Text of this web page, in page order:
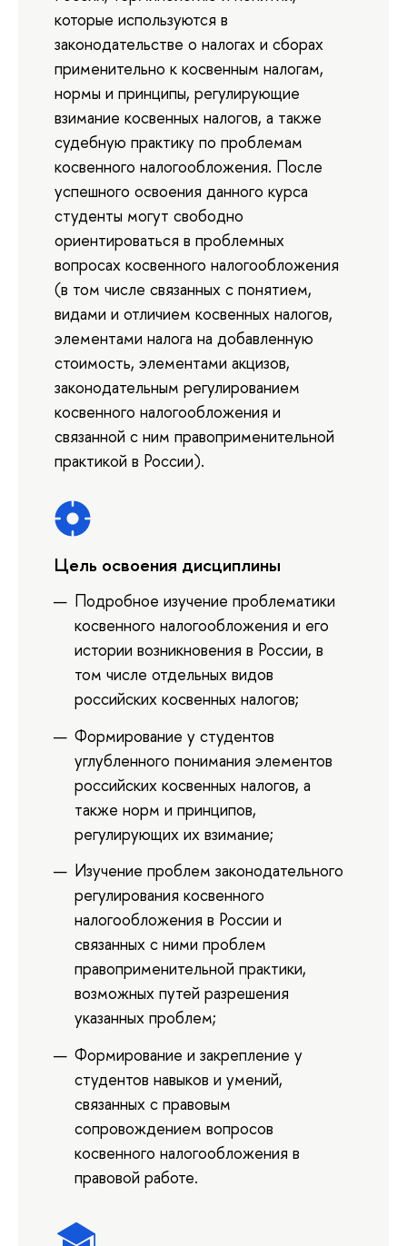
которые используются в
законодательстве о налогах и сборах
применительно к косвенным налогам,
нормы и принципы, регулирующие
взимание косвенных налогов, а также
судебную практику по проблемам
косвенного налогообложения. После
успешного освоения данного курса
студенты могут свободно
ориентироваться в проблемных
вопросах косвенного налогообложения
(в том числе связанных с понятием,
видами и отличием косвенных налогов,
элементами налога на добавленную
стоимость, элементами акцизов,
законодательным регулированием
косвенного налогообложения и
связанной с ним правоприменительной
практикой в России).
Цель освоения дисциплины
Подробное изучение проблематики
косвенного налогообложения и его
истории возникновения в России, в
том числе отдельных видов
российских косвенных налогов;
Формирование у студентов
углубленного понимания элементов
российских косвенных налогов, а
также норм и принципов,
регулирующих их взимание;
Изучение проблем законодательного
регулирования косвенного
налогообложения в России и
связанных с ними проблем
правоприменительной практики,
возможных путей разрешения
указанных проблем;
Формирование и закрепление у
студентов навыков и умений,
связанных с правовым
сопровождением вопросов
косвенного налогообложения в
правовой работе.